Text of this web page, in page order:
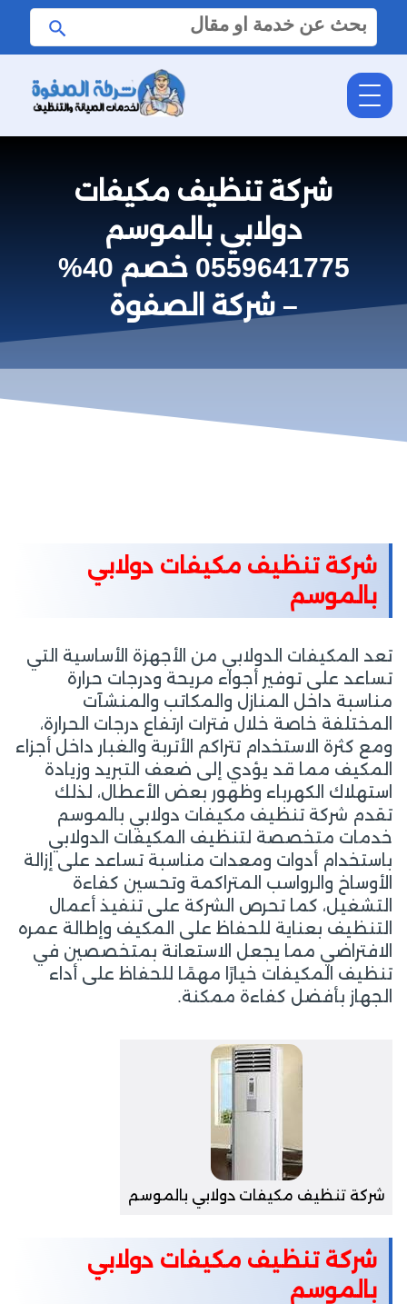
البحث
عن:
شركة تنظيف مكيفات
دولابي بالموسم
0559641775 خصم 40%
– شركة الصفوة
شركة تنظيف مكيفات دولابي
بالموسم
تعد المكيفات الدولابي من الأجهزة الأساسية التي
تساعد على توفير أجواء مريحة ودرجات حرارة
مناسبة داخل المنازل والمكاتب والمنشآت
المختلفة خاصة خلال فترات ارتفاع درجات الحرارة،
ومع كثرة الاستخدام تتراكم الأتربة والغبار داخل أجزاء
المكيف مما قد يؤدي إلى ضعف التبريد وزيادة
استهلاك الكهرباء وظهور بعض الأعطال، لذلك
تقدم شركة تنظيف مكيفات دولابي بالموسم
خدمات متخصصة لتنظيف المكيفات الدولابي
باستخدام أدوات ومعدات مناسبة تساعد على إزالة
الأوساخ والرواسب المتراكمة وتحسين كفاءة
التشغيل، كما تحرص الشركة على تنفيذ أعمال
التنظيف بعناية للحفاظ على المكيف وإطالة عمره
الافتراضي مما يجعل الاستعانة بمتخصصين في
تنظيف المكيفات خيارًا مهمًا للحفاظ على أداء
الجهاز بأفضل كفاءة ممكنة.
شركة تنظيف مكيفات دولابي بالموسم
شركة تنظيف مكيفات دولابي
بالموسم